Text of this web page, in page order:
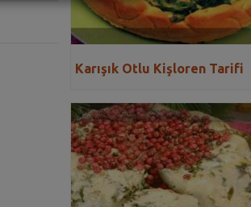
Karışık Otlu Kişloren Tarifi